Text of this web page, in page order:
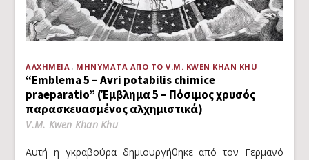
ΑΛΧΗΜΕΊΑ ΜΗΝΎΜΑΤΑ ΑΠΌ ΤΟ V.M. KWEN KHAN KHU
“Emblema 5 – Avri potabilis chimice
praeparatio” (Έμβλημα 5 – Πόσιμος χρυσός
παρασκευασμένος αλχημιστικά)
V.M. Kwen Khan Khu
Αυτή η γκραβούρα δημιουργήθηκε από τον Γερμανό